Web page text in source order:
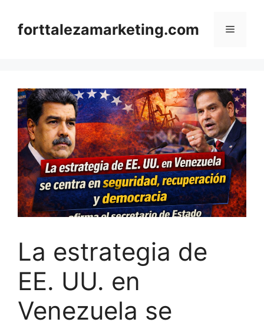
contentforttalezamarketing.com Menu
La estrategia de
EE. UU. en
Venezuela se